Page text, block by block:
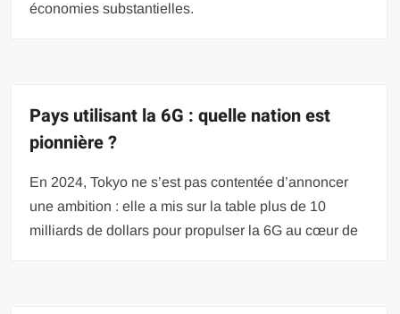
économies substantielles.
Pays utilisant la 6G : quelle nation est
pionnière ?
En 2024, Tokyo ne s’est pas contentée d’annoncer
une ambition : elle a mis sur la table plus de 10
milliards de dollars pour propulser la 6G au cœur de